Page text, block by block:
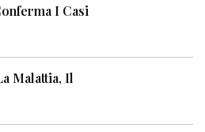
I Casi
Malattia, Il